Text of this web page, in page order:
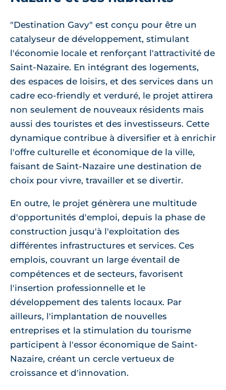
"Destination Gavy" est conçu pour être un
catalyseur de développement, stimulant
l'économie locale et renforçant l'attractivité de
Saint-Nazaire. En intégrant des logements,
des espaces de loisirs, et des services dans un
cadre eco-friendly et verduré, le projet attirera
non seulement de nouveaux résidents mais
aussi des touristes et des investisseurs. Cette
dynamique contribue à diversifier et à enrichir
l'offre culturelle et économique de la ville,
faisant de Saint-Nazaire une destination de
choix pour vivre, travailler et se divertir.
En outre, le projet génèrera une multitude
d'opportunités d'emploi, depuis la phase de
construction jusqu'à l'exploitation des
différentes infrastructures et services. Ces
emplois, couvrant un large éventail de
compétences et de secteurs, favorisent
l'insertion professionnelle et le
développement des talents locaux. Par
ailleurs, l'implantation de nouvelles
entreprises et la stimulation du tourisme
participent à l'essor économique de Saint-
Nazaire, créant un cercle vertueux de
croissance et d'innovation.